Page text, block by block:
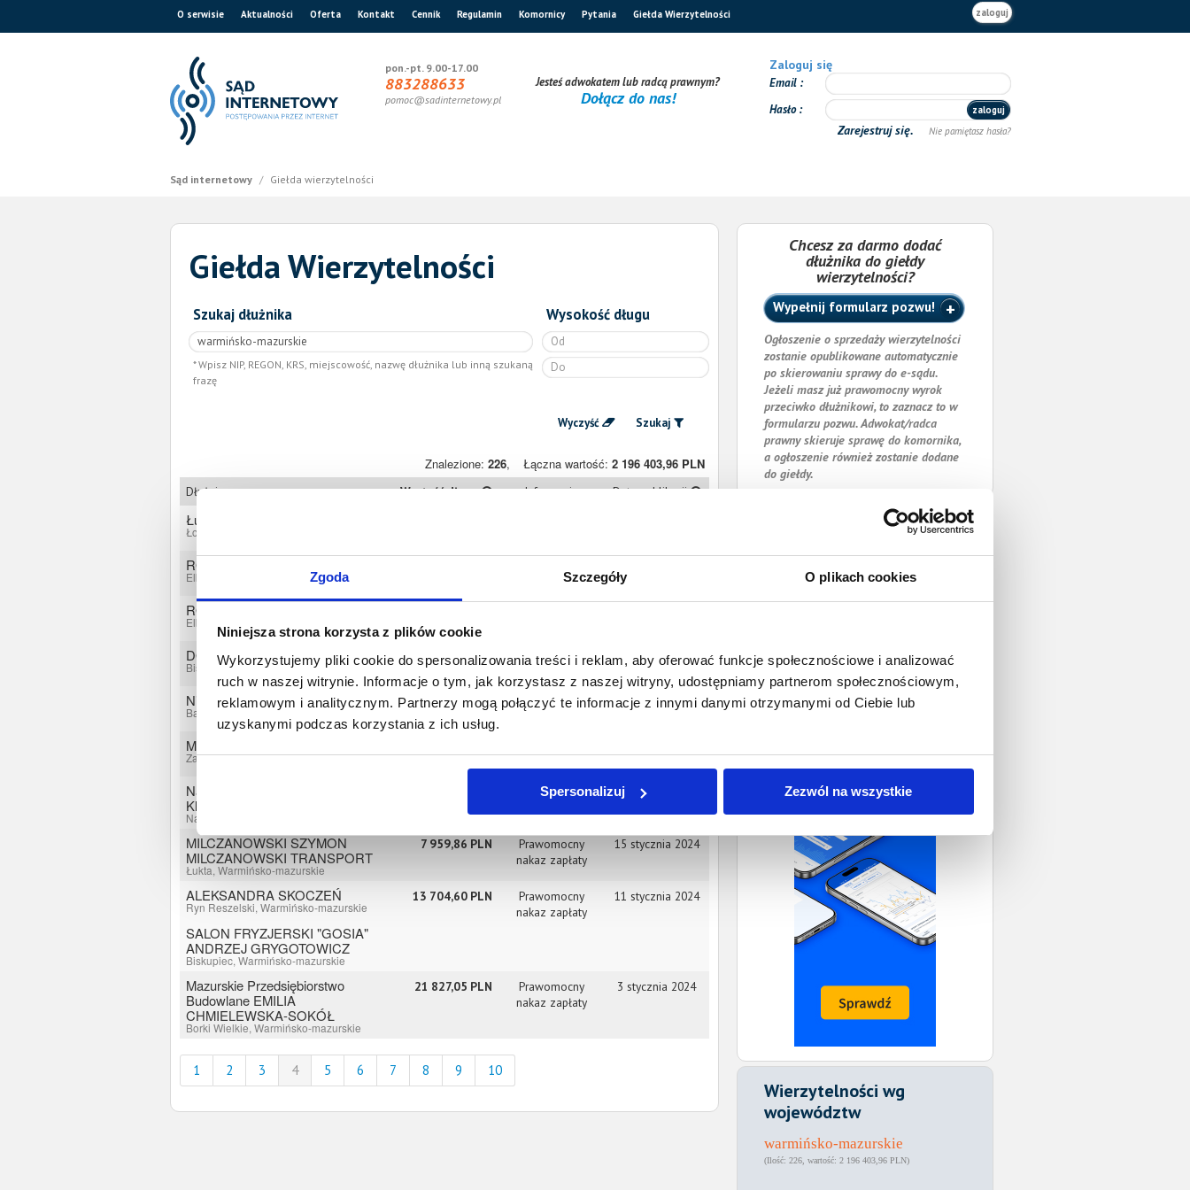
Zgoda Szczegóły O plikach cookies
Niniejsza strona korzysta z plików cookie
Wykorzystujemy pliki cookie do spersonalizowania treści i reklam, aby oferować funkcje społecznościowe i analizować
ruch w naszej witrynie. Informacje o tym, jak korzystasz z naszej witryny, udostępniamy partnerom społecznościowym,
reklamowym i analitycznym. Partnerzy mogą połączyć te informacje z innymi danymi otrzymanymi od Ciebie lub
uzyskanymi podczas korzystania z ich usług.
Spersonalizuj Zezwól na wszystkie
O serwisie Aktualności Oferta Kontakt Cennik Regulamin Komornicy Pytania Giełda Wierzytelności zaloguj
pon.-pt. 9.00-17.00
883288633
pomoc@sadinternetowy.pl
Jesteś adwokatem lub radcą prawnym?
Dołącz do nas!
Zaloguj się
Email
Hasło
zaloguj
Zarejestruj się. Nie pamiętasz hasła?
Sąd internetowy / Giełda wierzytelności
Giełda Wierzytelności
Szukaj dłużnika
Wpisz NIP, REGON, KRS, miejscowość, nazwę dłużnika lub inną szukaną
frazę
Wysokość długu
Wyczyść Szukaj
Znalezione: 226, Łączna wartość: 2 196 403,96 PLN
Dłużnicy Wartość długu Informacje Data publikacji
Łucyna Rokicka
Łoźnik, Warmińsko-mazurskie
ROYAL - TRANS Cezary Rojek
Elbląg, Warmińsko-mazurskie
nakaz zapłaty
ROYAL - TRANS Cezary Rojek
Elbląg, Warmińsko-mazurskie
DONA PIOTR BAGIŃSKI
Biskupiec, Warmińsko-mazurskie
2 618,39 PLN
Prawomocny
12 kwietnia 2024
Nikodem Kleszczyński
Barczewo, Warmińsko-mazurskie
1 430,12 PLN
Prawomocny
8 kwietnia 2024
MAREK FRANKOWSKI
Zagaje, Warmińsko-mazurskie
Naprawa i konserwacja maszyn -
Klaudia Ciunczyk
Najdymowo, Warmińsko-mazurskie
Prawomocny
26 lutego 2024
MILCZANOWSKI SZYMON
MILCZANOWSKI TRANSPORT
Łukta, Warmińsko-mazurskie
7 959,86 PLN
Prawomocny
nakaz zapłaty
15 stycznia 2024
ALEKSANDRA SKOCZEŃ
Ryn Reszelski, Warmińsko-mazurskie
SALON FRYZJERSKI "GOSIA"
ANDRZEJ GRYGOTOWICZ
Biskupiec, Warmińsko-mazurskie
13 704,60 PLN
Prawomocny
nakaz zapłaty
11 stycznia 2024
Mazurskie Przedsiębiorstwo
Budowlane EMILIA
CHMIELEWSKA-SOKÓŁ
Borki Wielkie, Warmińsko-mazurskie
21 827,05 PLN
Prawomocny
nakaz zapłaty
3 stycznia 2024
1 2 3 4 5 6 7 8 9 10
Chcesz za darmo dodać
dłużnika do giełdy
wierzytelności?
Wypełnij formularz pozwu!
Ogłoszenie o sprzedaży wierzytelności
zostanie opublikowane automatycznie
po skierowaniu sprawy do e-sądu.
Jeżeli masz już prawomocny wyrok
przeciwko dłużnikowi, to zaznacz to w
formularzu pozwu. Adwokat/radca
prawny skieruje sprawę do komornika,
a ogłoszenie również zostanie dodane
do giełdy.
Wierzytelności wg
województw
warmińsko-mazurskie
226 2 196 403,96 PLN